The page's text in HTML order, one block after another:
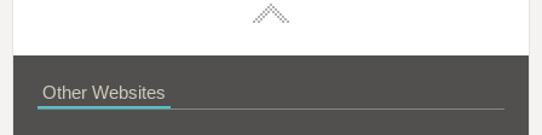
Other Websites